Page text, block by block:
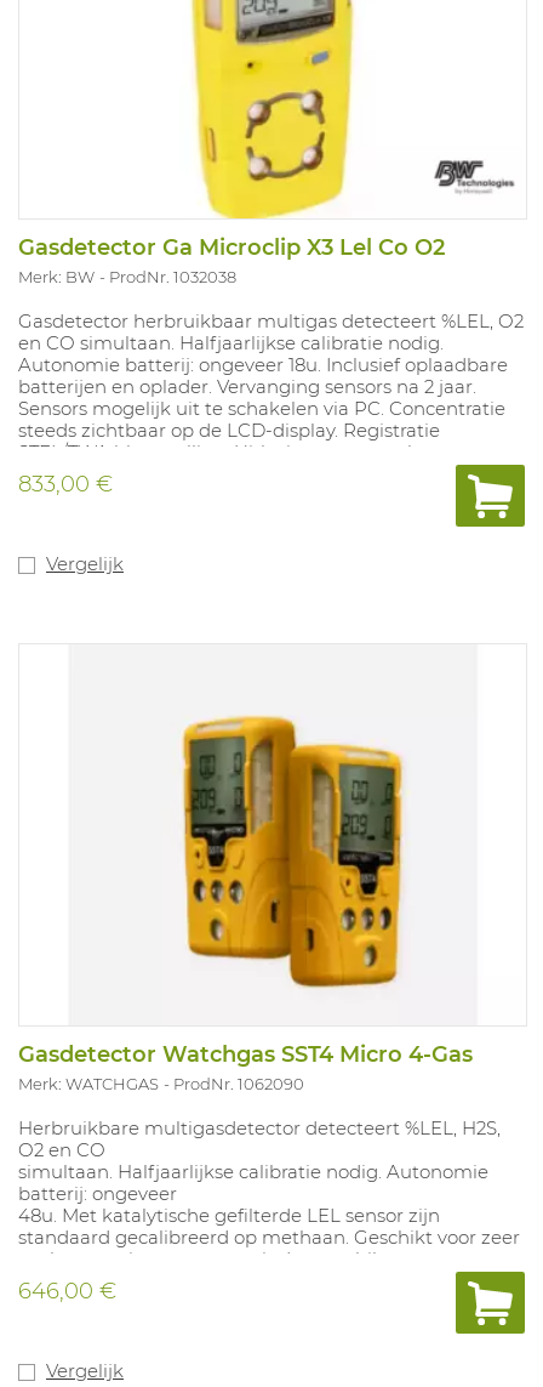
H 10 ppm) sensoren. Geen PBM.
Gasdetector Ga Microclip X3 Lel Co O2
Merk: BW ProdNr. 1032038
Gasdetector herbruikbaar multigas detecteert %LEL, O2
en CO simultaan. Halfjaarlijkse calibratie nodig.
Autonomie batterij: ongeveer 18u. Inclusief oplaadbare
batterijen en oplader. Vervanging sensors na 2 jaar.
Sensors mogelijk uit te schakelen via PC. Concentratie
steeds zichtbaar op de LCD-display. Registratie
STEL/TWA blootstelling. Uitlezing meetresultaten
mogeljk via USB kabel. Versies met LEL sensor zijn
standaard gecalibreerd op methaan.
Kruisgevoeligheden voor andere explosie gevaarlijke
23,5%,CO 25-200PPM, LEL 10%-20%. Compatibel met
833,00 €
Vergelijk
Gasdetector Watchgas SST4 Micro 4-Gas
Merk: WATCHGAS ProdNr. 1062090
Herbruikbare multigasdetector detecteert %LEL, H2S,
O2 en CO
simultaan. Halfjaarlijkse calibratie nodig. Autonomie
batterij: ongeveer
48u. Met katalytische gefilterde LEL sensor zijn
standaard gecalibreerd op methaan. Geschikt voor zeer
veel toepassingen, maar minder geschikt voor
zwaardere verbindingen (C5 en hoger), niet geschikt
voor inerte toepassingen. Alarmwaarden: O2
19,5%-23,5%; CO 35-200PPM TWA 20PPM,STEL 100PPM;
Alarmwaarden kunnen aangepast worden met het
646,00 €
Vergelijk